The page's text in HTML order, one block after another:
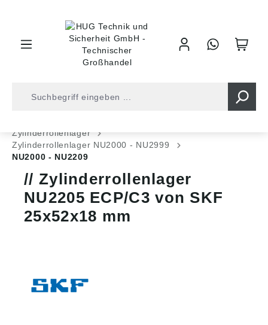
Zylinderrollenlager
Zylinderrollenlager NU2000 - NU2999
NU2000 - NU2209
Zylinderrollenlager
NU2205 ECP/C3 von SKF
25x52x18 mm